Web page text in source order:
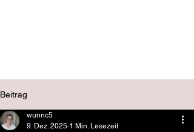
Beitrag
wunnc5
9. Dez. 2025 1 Min. Lesezeit